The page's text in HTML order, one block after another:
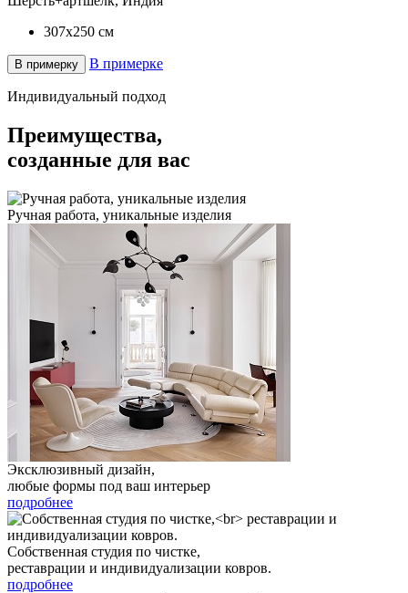
307x250 см
В примерку В примерке
Индивидуальный подход
Преимущества,
созданные для вас
Ручная работа, уникальные изделия
Эксклюзивный дизайн,
любые формы под ваш интерьер
подробнее
Собственная студия по чистке,
реставрации и индивидуализации ковров.
подробнее